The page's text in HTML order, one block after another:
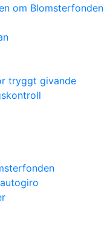
om Blomsterfonden
tryggt givande